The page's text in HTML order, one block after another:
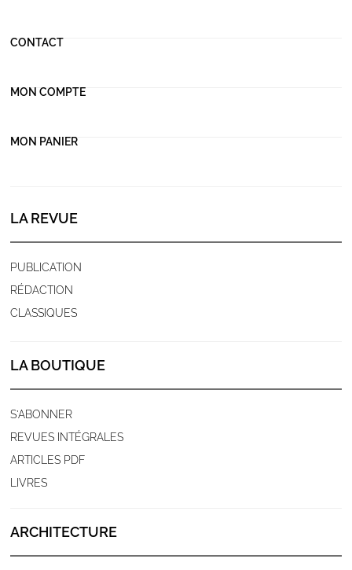
CONTACT
MON COMPTE
MON PANIER
LA REVUE
PUBLICATION
RÉDACTION
CLASSIQUES
LA BOUTIQUE
S'ABONNER
REVUES INTÉGRALES
ARTICLES PDF
LIVRES
ARCHITECTURE